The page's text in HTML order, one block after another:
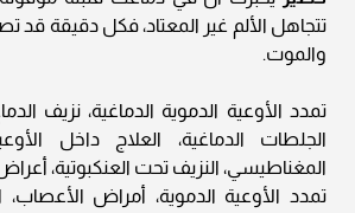
تتجاهل الألم غير المعتاد، فكل دقيقة قد
والموت.
تمدد الأوعية الدموية الدماغية، نزيف
الجلطات الدماغية، العلاج داخل
المغناطيسي، النزيف تحت العنكبوتية،
تمدد الأوعية الدموية، أمراض الأعصاب،